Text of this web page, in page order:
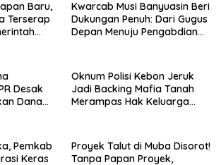
Baru,
Terserap
Kwarcab Musi Banyuasin Beri
Dukungan Penuh: Dari Gugus
Depan Menuju Pengabdian
Emas Masuk TNI-Polri
Desak
Dana
Oknum Polisi Kebon Jeruk
Jadi Backing Mafia Tanah
Merampas Hak Keluarga
Pemkab
Keras
Proyek Talut di Muba Disorot!
Tanpa Papan Proyek,